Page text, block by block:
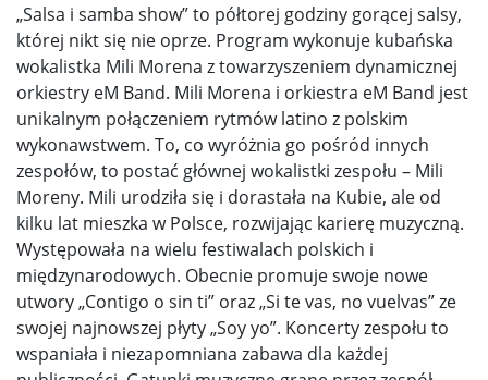
„Salsa i samba show” to półtorej godziny gorącej salsy,
której nikt się nie oprze. Program wykonuje kubańska
wokalistka Mili Morena z towarzyszeniem dynamicznej
orkiestry eM Band. Mili Morena i orkiestra eM Band jest
unikalnym połączeniem rytmów latino z polskim
wykonawstwem. To, co wyróżnia go pośród innych
zespołów, to postać głównej wokalistki zespołu – Mili
Moreny. Mili urodziła się i dorastała na Kubie, ale od
kilku lat mieszka w Polsce, rozwijając karierę muzyczną.
Występowała na wielu festiwalach polskich i
międzynarodowych. Obecnie promuje swoje nowe
utwory „Contigo o sin ti” oraz „Si te vas, no vuelvas” ze
swojej najnowszej płyty „Soy yo”. Koncerty zespołu to
wspaniała i niezapomniana zabawa dla każdej